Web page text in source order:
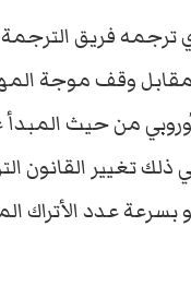
ترجمه فريق
مقابل وقف موجة
من حيث
تغيير القانون
عدد الأتراك